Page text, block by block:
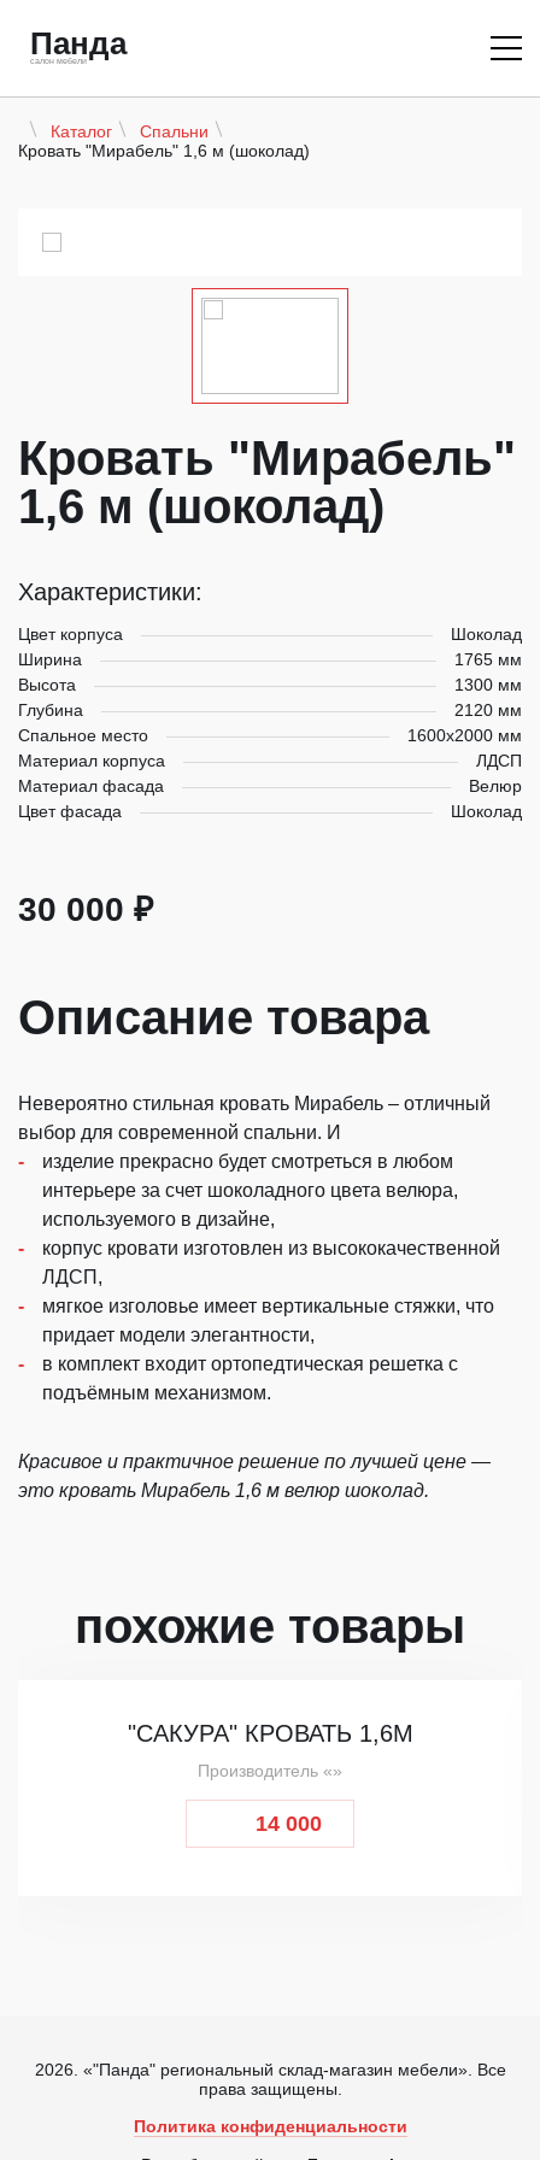
Панда
салон мебели
Каталог
Спальни
Кровать "Мирабель" 1,6 м (шоколад)
Кровать "Мирабель"
1,6 м (шоколад)
Характеристики:
Цвет корпуса
Шоколад
Ширина
1765 мм
Высота
1300 мм
Глубина
2120 мм
Спальное место
1600x2000 мм
Материал корпуса
ЛДСП
Материал фасада
Велюр
Цвет фасада
Шоколад
30 000 ₽
Описание товара
Невероятно стильная кровать Мирабель – отличный
выбор для современной спальни. И
изделие прекрасно будет смотреться в любом
интерьере за счет шоколадного цвета велюра,
используемого в дизайне,
корпус кровати изготовлен из высококачественной
ЛДСП,
мягкое изголовье имеет вертикальные стяжки, что
придает модели элегантности,
в комплект входит ортопедтическая решетка с
подъёмным механизмом.
Красивое и практичное решение по лучшей цене —
это кровать Мирабель 1,6 м велюр шоколад.
похожие товары
"САКУРА" КРОВАТЬ 1,6М
Производитель «»
14 000
2026. «"Панда" региональный склад-магазин мебели». Все
права защищены.
Политика конфиденциальности